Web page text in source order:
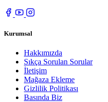
Kurumsal
Hakkımızda
Sıkça Sorulan Sorular
İletişim
Mağaza Ekleme
Gizlilik Politikası
Basında Biz